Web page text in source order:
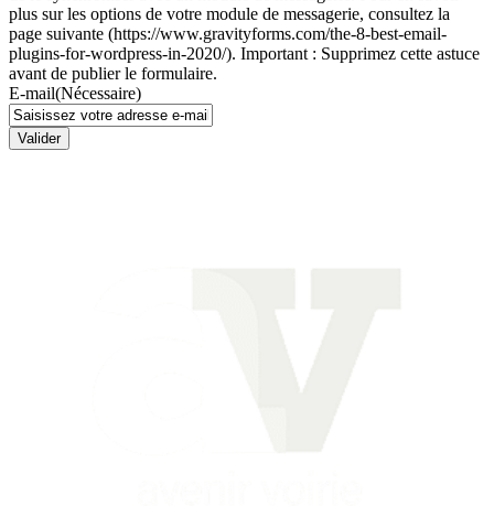
plus sur les options de votre module de messagerie, consultez la
page suivante (https://www.gravityforms.com/the-8-best-email-
plugins-for-wordpress-in-2020/). Important : Supprimez cette astuce
avant de publier le formulaire.
E-mail(Nécessaire)
Valider